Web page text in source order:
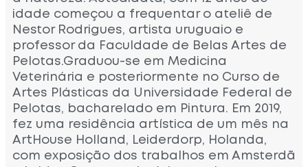
idade começou a frequentar o ateliê de
Nestor Rodrigues, artista uruguaio e
professor da Faculdade de Belas Artes de
Pelotas.Graduou-se em Medicina
Veterinária e posteriormente no Curso de
Artes Plásticas da Universidade Federal de
Pelotas, bacharelado em Pintura. Em 2019,
fez uma residência artística de um mês na
ArtHouse Holland, Leiderdorp, Holanda,
com exposição dos trabalhos em Amsterdã